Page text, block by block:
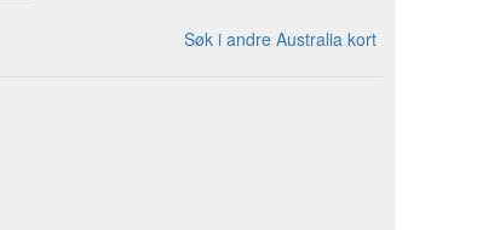
Søk i andre Australia kort